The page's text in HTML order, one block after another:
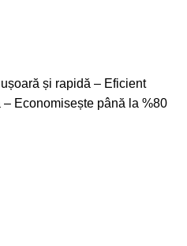
și rapidă – Eficient
Economisește până la %80